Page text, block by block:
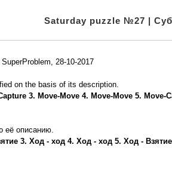
Saturday puzzle №27 |
28-10-2017
on the basis of its description.
3. Move-Move 4. Move-Move 5.
её описанию.
3. Ход - ход 4. Ход - ход 5. Ход -